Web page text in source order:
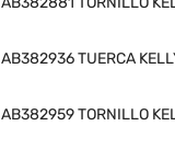
AB382936 TUERCA
AB382959 TORNILLO